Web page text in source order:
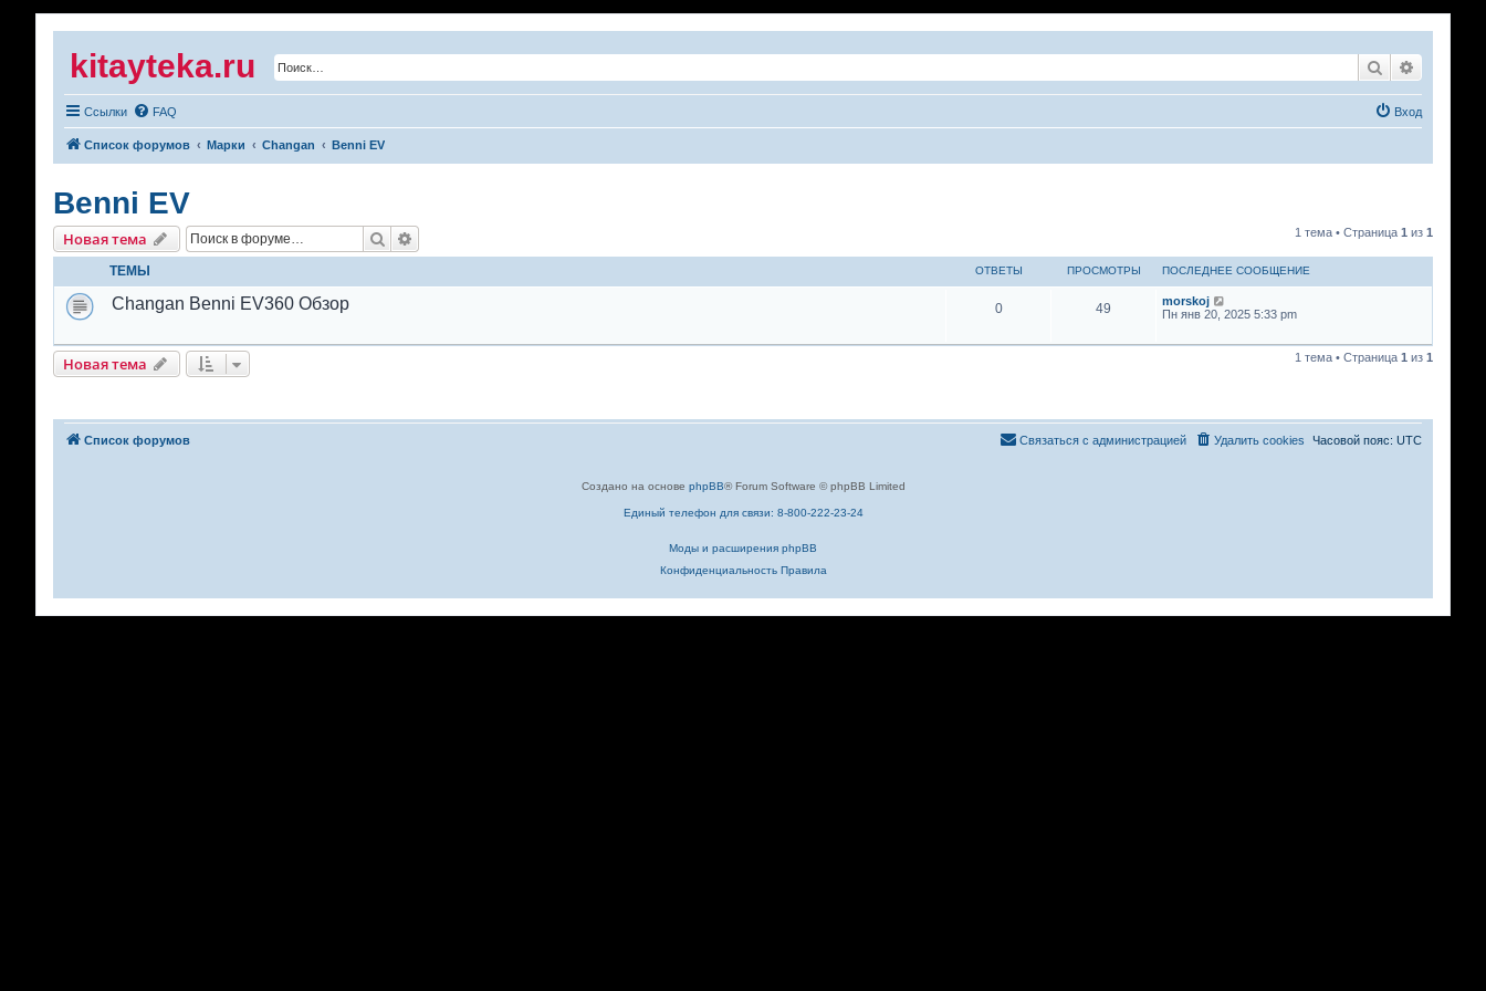
kitayteka.ru Поиск
Ссылки FAQ Вход
Список форумов Марки Changan Benni EV
Benni EV
Новая тема Поиск 1 тема • Страница 1 из 1
ТЕМЫ ОТВЕТЫ ПРОСМОТРЫ ПОСЛЕДНЕЕ СООБЩЕНИЕ
Changan Benni EV360 Обзор 0 49
morskoj
Пн янв 20, 2025 5:33 pm
Новая тема 1 тема • Страница 1 из 1
Список форумов Часовой пояс: UTC
Удалить cookies
Связаться с администрацией
Создано на основе phpBB® Forum Software © phpBB Limited
Единый телефон для связи: 8-800-222-23-24
Моды и расширения phpBB
Конфиденциальность Правила